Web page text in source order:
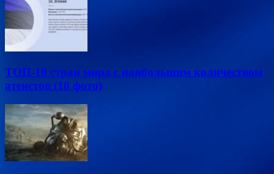
ТОП-10 стран мира с наибольшим количеством
атеистов (10 фото)